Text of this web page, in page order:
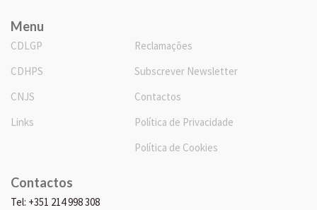
Menu
CDLGP
CDHPS
CNJS
Links
Reclamações
Subscrever Newsletter
Contactos
Política de Privacidade
Política de Cookies
Contactos
Tel: +351 214 998 308